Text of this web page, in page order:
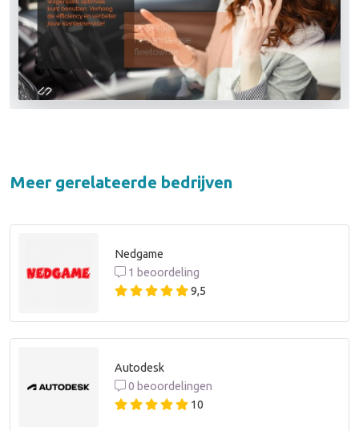
Meer gerelateerde bedrijven
Nedgame
1 beoordeling
9,5
Autodesk
0 beoordelingen
10